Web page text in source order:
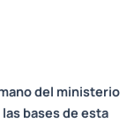
del ministerio
bases de esta